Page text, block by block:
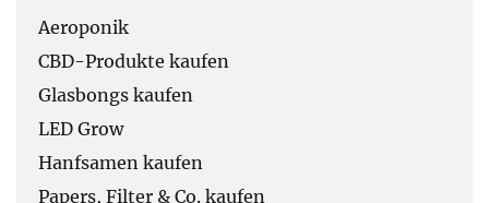
Aeroponik
CBD-Produkte kaufen
Glasbongs kaufen
LED Grow
Hanfsamen kaufen
Papers, Filter & Co. kaufen